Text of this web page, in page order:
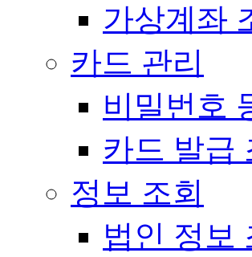
가상계좌
카드 관리
비밀번호
카드 발급
정보 조회
법인 정보